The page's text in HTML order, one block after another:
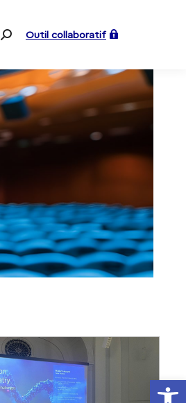
Ouvrir
RechercheOutil collaboratif